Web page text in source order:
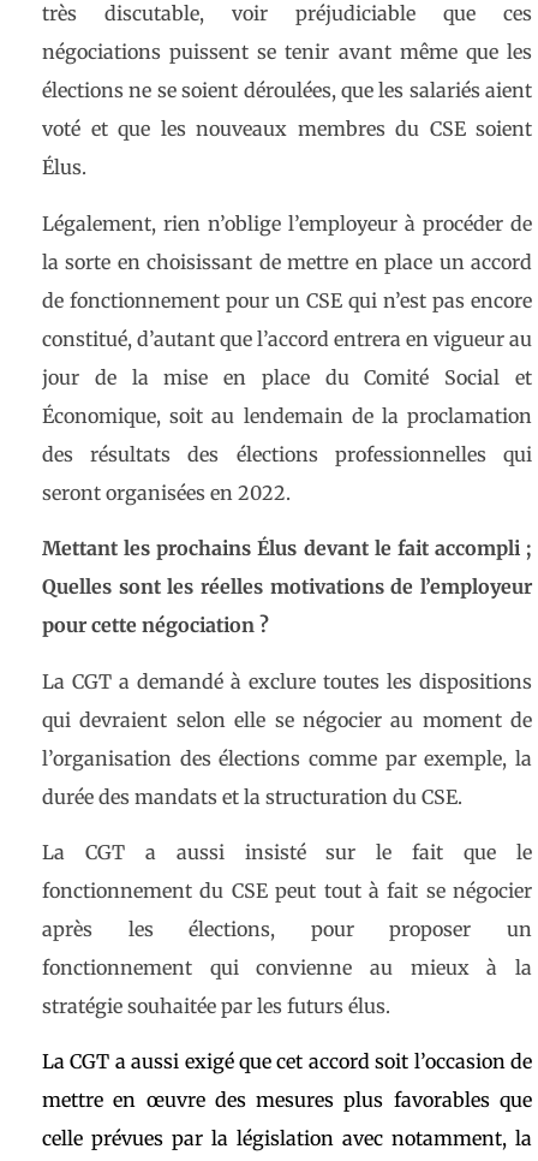
très discutable, voir préjudiciable que ces
négociations puissent se tenir avant même que les
élections ne se soient déroulées, que les salariés aient
voté et que les nouveaux membres du CSE soient
Élus.
Légalement, rien n’oblige l’employeur à procéder de
la sorte en choisissant de mettre en place un accord
de fonctionnement pour un CSE qui n’est pas encore
constitué, d’autant que l’accord entrera en vigueur au
jour de la mise en place du Comité Social et
Économique, soit au lendemain de la proclamation
des résultats des élections professionnelles qui
seront organisées en 2022.
Mettant les prochains Élus devant le fait accompli ;
Quelles sont les réelles motivations de l’employeur
pour cette négociation ?
La CGT a demandé à exclure toutes les dispositions
qui devraient selon elle se négocier au moment de
l’organisation des élections comme par exemple, la
durée des mandats et la structuration du CSE.
La CGT a aussi insisté sur le fait que le
fonctionnement du CSE peut tout à fait se négocier
après les élections, pour proposer un
fonctionnement qui convienne au mieux à la
stratégie souhaitée par les futurs élus.
La CGT a aussi exigé que cet accord soit l’occasion de
mettre en œuvre des mesures plus favorables que
celle prévues par la législation avec notamment, la